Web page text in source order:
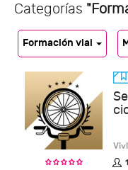
Categorías
Formación vial
1